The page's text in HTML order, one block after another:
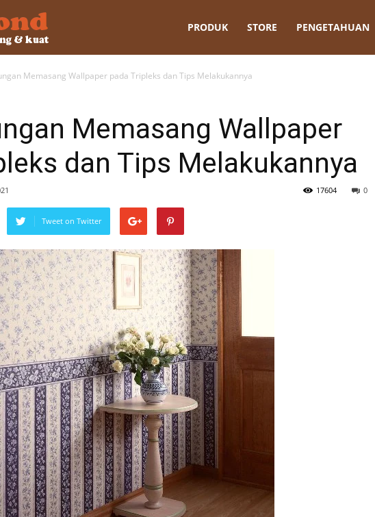
–
Lem
Kertas,
Vinyl
Cepat
Kering,
PRODUK STORE PENGETAHUAN
Memasang Wallpaper pada Tripleks dan Tips Melakukannya
Memasang Wallpaper
dan Tips Melakukannya
0
17604
Tweet on Twitter